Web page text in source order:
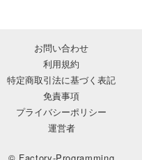
お問い合わせ
利用規約
特定商取引法に基づく表記
免責事項
プライバシーポリシー
運営者